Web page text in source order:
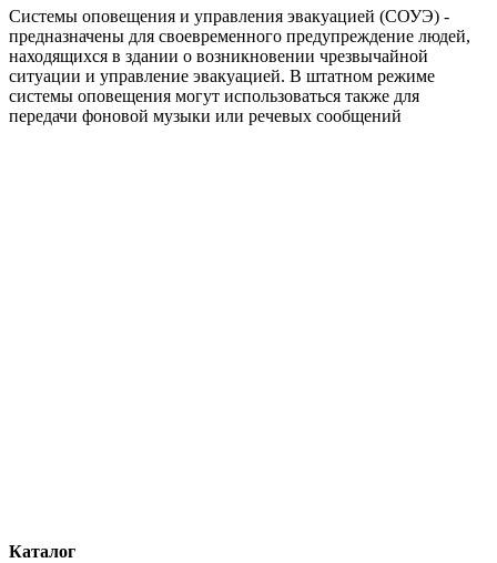
Системы оповещения и управления эвакуацией (СОУЭ) -
предназначены для своевременного предупреждение людей,
находящихся в здании о возникновении чрезвычайной
ситуации и управление эвакуацией. В штатном режиме
системы оповещения могут использоваться также для
передачи фоновой музыки или речевых сообщений
Каталог